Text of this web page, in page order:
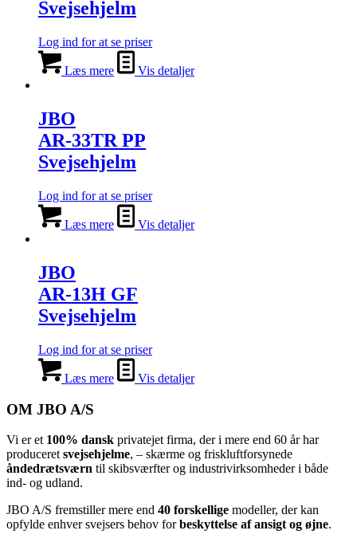
Svejsehjelm
Log ind for at se priser
Læs mere Vis detaljer
JBO
AR-33TR PP
Svejsehjelm
Log ind for at se priser
Læs mere Vis detaljer
JBO
AR-13H GF
Svejsehjelm
Log ind for at se priser
Læs mere Vis detaljer
OM JBO A/S
Vi er et 100% dansk privatejet firma, der i mere end 60 år har
produceret svejsehjelme, – skærme og friskluftforsynede
åndedrætsværn til skibsværfter og industrivirksomheder i både
ind- og udland.
JBO A/S ⁦ fremstiller mere end 40 forskellige modeller, der kan
opfylde enhver svejsers behov forbeskyttelse af ansigt og øjne.⁩